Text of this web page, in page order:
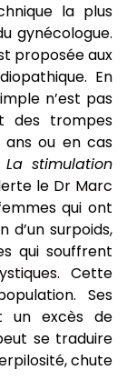
la plus
gynécologue.
proposée aux
En
n’est pas
des trompes
ans ou en cas
La stimulation
le Dr Marc
qui ont
d’un surpoids,
qui souffrent
. Cette
Ses
un excès de
se traduire
chute